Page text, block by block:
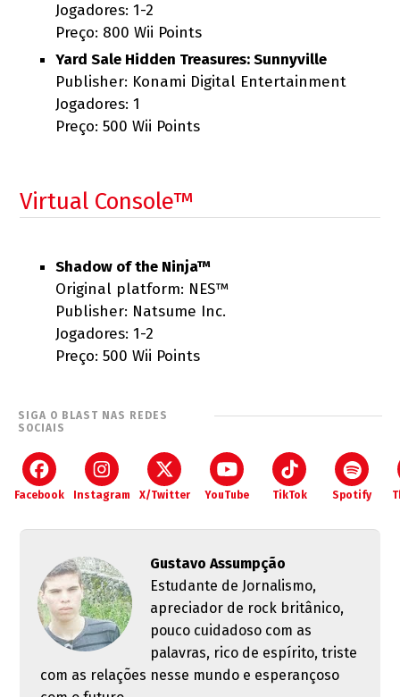
Jogadores: 1-2
Preço: 800 Wii Points
Yard Sale Hidden Treasures: Sunnyville
Publisher: Konami Digital Entertainment
Jogadores: 1
Preço: 500 Wii Points
Virtual Console™
Shadow of the Ninja™
Original platform: NES™
Publisher: Natsume Inc.
Jogadores: 1-2
Preço: 500 Wii Points
SIGA O BLAST NAS REDES
SOCIAIS
Facebook Instagram X/Twitter YouTube TikTok Spotify
Gustavo Assumpção
Estudante de Jornalismo,
apreciador de rock britânico,
pouco cuidadoso com as
palavras, rico de espírito, triste
com as relações nesse mundo e esperançoso